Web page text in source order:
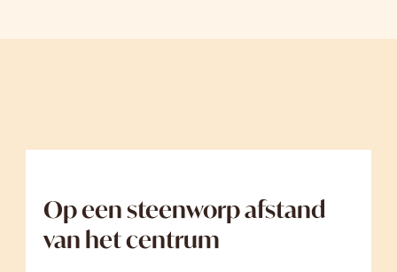
Op een steenworp afstand
van het centrum